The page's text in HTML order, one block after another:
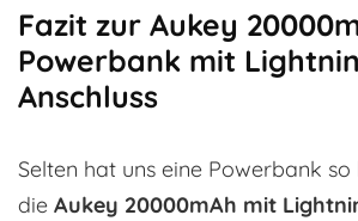
Fazit zur Aukey
Powerbank mit
Anschluss
Selten hat uns eine Powerbank
die Aukey 20000mAh mit